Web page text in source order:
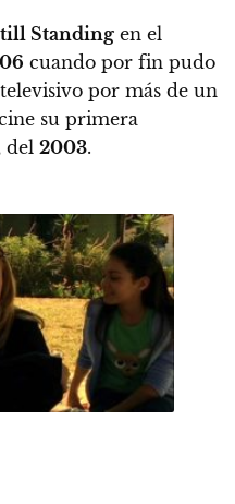
Standing en el
cuando por fin pudo
por más de un
su primera
del 2003.